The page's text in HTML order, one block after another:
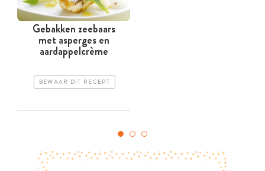
Gebakken zeebaars
met asperges en
aardappelcrème
BEWAAR DIT RECEPT